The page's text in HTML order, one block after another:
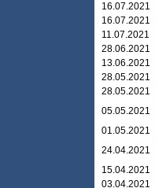
16.07.2021
16.07.2021
11.07.2021
28.06.2021
13.06.2021
28.05.2021
28.05.2021
05.05.2021
01.05.2021
24.04.2021
15.04.2021
03.04.2021